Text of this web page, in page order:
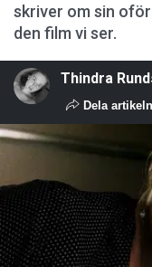
skriver om sin
den film vi ser.
Thindra
Dela artikeln